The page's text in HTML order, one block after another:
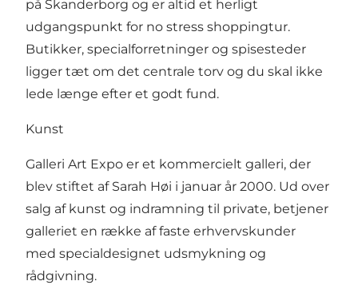
på Skanderborg og er altid et herligt
udgangspunkt for no stress shoppingtur.
Butikker, specialforretninger og spisesteder
ligger tæt om det centrale torv og du skal ikke
lede længe efter et godt fund.
Kunst
Galleri Art Expo er et kommercielt galleri, der
blev stiftet af Sarah Høi i januar år 2000. Ud over
salg af kunst og indramning til private, betjener
galleriet en række af faste erhvervskunder
med specialdesignet udsmykning og
rådgivning.